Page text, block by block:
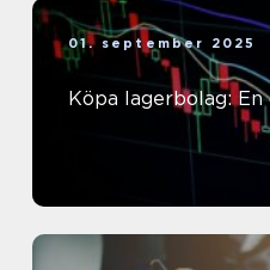
01. september 2025
Köpa lagerbolag: